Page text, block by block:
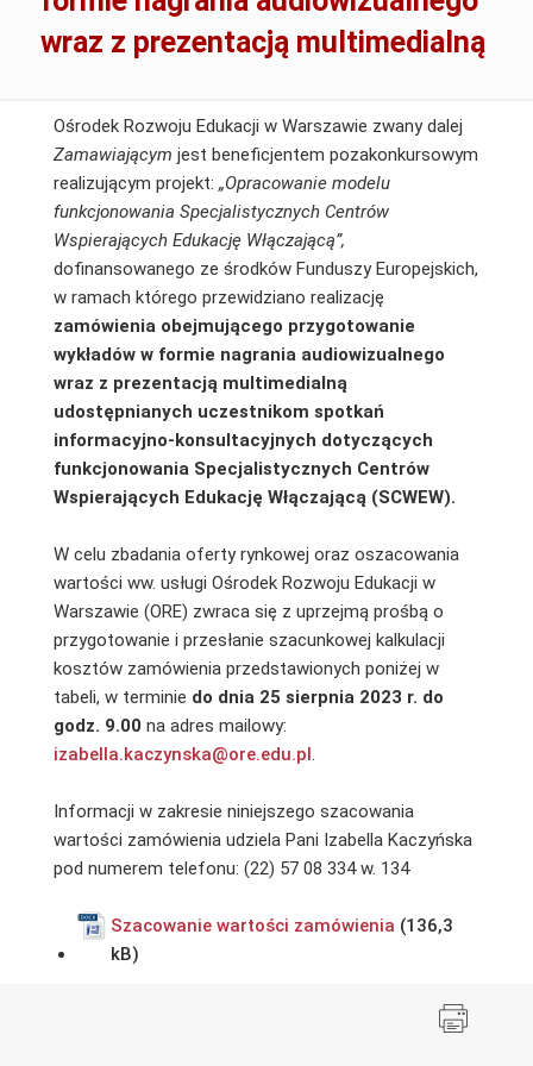
wraz z prezentacją multimedialną
Ośrodek Rozwoju Edukacji w Warszawie zwany dalej
Zamawiającym jest beneficjentem pozakonkursowym
realizującym projekt: „Opracowanie modelu
funkcjonowania Specjalistycznych Centrów
Wspierających Edukację Włączającą”,
dofinansowanego ze środków Funduszy Europejskich,
w ramach którego przewidziano realizację
zamówienia obejmującego przygotowanie
wykładów w formie nagrania audiowizualnego
wraz z prezentacją multimedialną
udostępnianych uczestnikom spotkań
informacyjno-konsultacyjnych dotyczących
funkcjonowania Specjalistycznych Centrów
Wspierających Edukację Włączającą (SCWEW).
W celu zbadania oferty rynkowej oraz oszacowania
wartości ww. usługi Ośrodek Rozwoju Edukacji w
Warszawie (ORE) zwraca się z uprzejmą prośbą o
przygotowanie i przesłanie szacunkowej kalkulacji
kosztów zamówienia przedstawionych poniżej w
tabeli, w terminie do dnia 25 sierpnia 2023 r. do
godz. 9.00 na adres mailowy:
izabella.kaczynska@ore.edu.pl.
Informacji w zakresie niniejszego szacowania
wartości zamówienia udziela Pani Izabella Kaczyńska
pod numerem telefonu: (22) 57 08 334 w. 134
Szacowanie wartości zamówienia